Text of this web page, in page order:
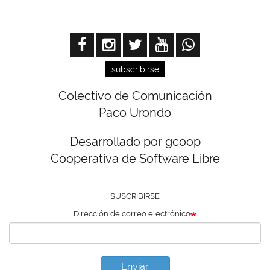
subscribirse
Colectivo de Comunicación
Paco Urondo
Desarrollado por gcoop
Cooperativa de Software Libre
SUSCRIBIRSE
Dirección de correo electrónico
Enviar